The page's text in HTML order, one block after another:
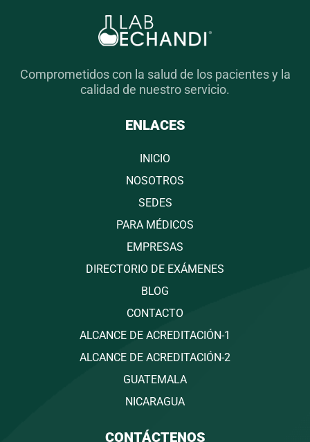
Comprometidos con la salud de los pacientes y la
calidad de nuestro servicio.
ENLACES
INICIO
NOSOTROS
SEDES
PARA MÉDICOS
EMPRESAS
DIRECTORIO DE EXÁMENES
BLOG
CONTACTO
ALCANCE DE ACREDITACIÓN-1
ALCANCE DE ACREDITACIÓN-2
GUATEMALA
NICARAGUA
CONTÁCTENOS